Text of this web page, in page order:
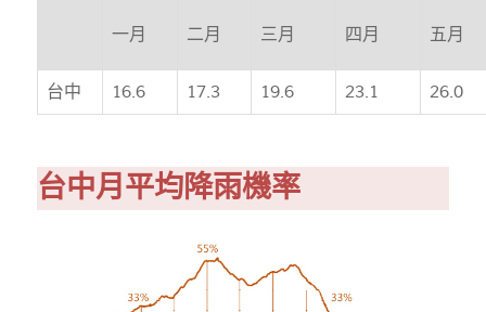
一月 二月 三月 四月 五月
台中 16.6 17.3 19.6 23.1 26.0
台中月平均降雨機率